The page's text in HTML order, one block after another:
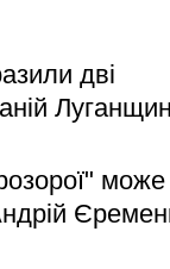
дві
може